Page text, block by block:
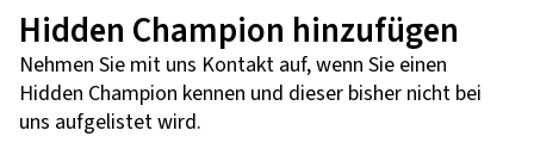
Hidden Champion hinzufügen
Nehmen Sie mit uns Kontakt auf, wenn Sie einen
Hidden Champion kennen und dieser bisher nicht bei
uns aufgelistet wird.